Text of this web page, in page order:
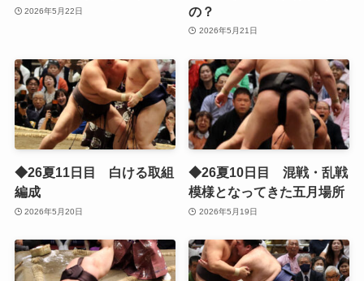
2026年5月22日
の？
2026年5月21日
◆26夏11日目 白ける取組
編成
2026年5月20日
◆26夏10日目 混戦・乱戦
模様となってきた五月場所
2026年5月19日